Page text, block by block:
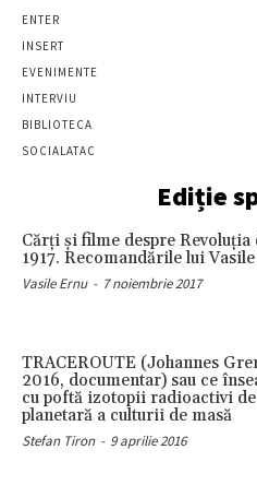
ENTER
INSERT
EVENIMENTE
INTERVIU
BIBLIOTECA
SOCIALATAC
Ediție
Cărţi şi filme despre
1917. Recomandările lui
Vasile Ernu - 7 noiembrie 2017
TRACEROUTE (Johannes
2016, documentar) sau ce
cu poftă izotopii radioactivi
planetară a culturii de masă
Stefan Tiron - 9 aprilie 2016